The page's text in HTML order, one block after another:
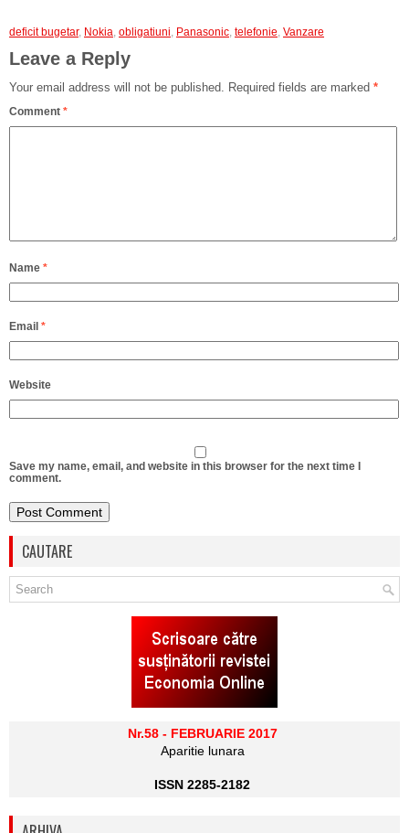
deficit bugetar, Nokia, obligatiuni, Panasonic, telefonie, Vanzare
Leave a Reply
Your email address will not be published. Required fields are marked *
Comment *
Name *
Email *
Website
Save my name, email, and website in this browser for the next time I
comment.
CAUTARE
Nr.58 - FEBRUARIE 2017
Aparitie lunara
ISSN 2285-2182